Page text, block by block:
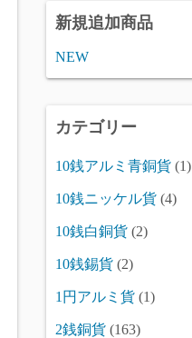
新規追加商品
NEW
カテゴリー
10銭アルミ青銅貨 (1)
10銭ニッケル貨 (4)
10銭白銅貨 (2)
10銭錫貨 (2)
1円アルミ貨 (1)
2銭銅貨 (163)